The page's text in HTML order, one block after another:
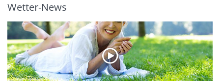
Wetter-News